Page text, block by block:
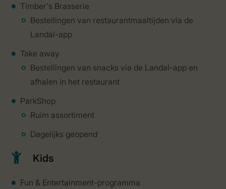
Timber's Brasserie
Bestellingen van restaurantmaaltijden via de
Landal-app
Take away
Bestellingen van snacks via de Landal-app en
afhalen in het restaurant
ParkShop
Ruim assortiment
Dagelijks geopend
Kids
Fun & Entertainment-programma